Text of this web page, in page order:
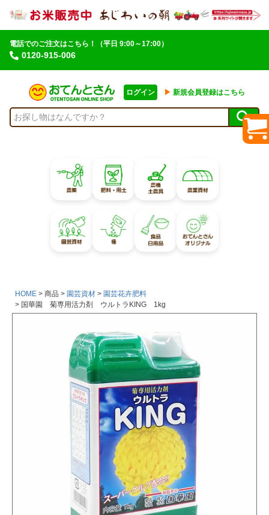
電話でのご注文はこちら！
0120-915-006
（平日 9:00～17:00）
ログイン ▶︎ 新規会員登録はこちら
HOME 商品 園芸資材
園芸花卉肥料
国華園 菊専用活力剤 ウルトラKING 1kg